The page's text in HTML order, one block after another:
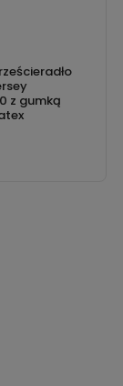
z gumką